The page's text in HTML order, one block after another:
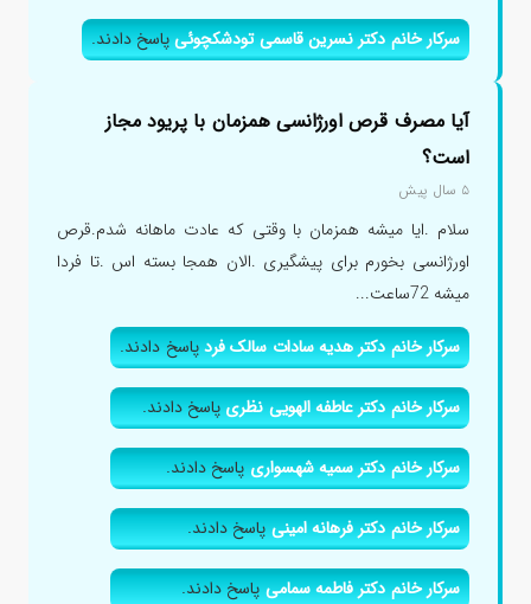
سرکار خانم دکتر نسرین قاسمی تودشکچوئیپاسخ دادند.
آیا مصرف قرص اورژانسی همزمان با پریود مجاز
است؟
۵ سال پیش
سلام .ایا میشه همزمان با وقتی که عادت ماهانه شدم.قرص
اورژانسی بخورم برای پیشگیری .الان همجا بسته اس .تا فردا
میشه 72ساعت...
سرکار خانم دکتر هدیه سادات سالک فردپاسخ دادند.
سرکار خانم دکتر عاطفه الهویی نظریپاسخ دادند.
سرکار خانم دکتر سمیه شهسواریپاسخ دادند.
سرکار خانم دکتر فرهانه امینیپاسخ دادند.
سرکار خانم دکتر فاطمه سمامیپاسخ دادند.